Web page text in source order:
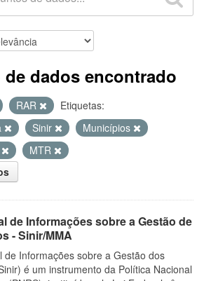
dados encontrado
RAR
Etiquetas:
Sinir
Municípios
MTR
de Informações sobre a Gestão de
- Sinir/MMA
de Informações sobre a Gestão dos
é um instrumento da Política Nacional